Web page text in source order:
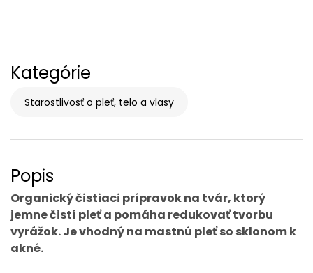
Kategórie
Starostlivosť o pleť, telo a vlasy
Popis
Organický čistiaci prípravok na tvár, ktorý
jemne čistí pleť a pomáha redukovať tvorbu
vyrážok. Je vhodný na mastnú pleť so sklonom k
akné.